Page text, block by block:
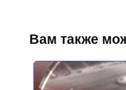
Вам также